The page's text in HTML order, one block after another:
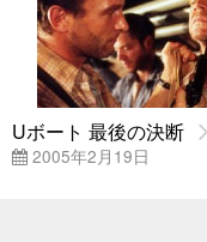
Uボート 最後の決断
2005年2月19日